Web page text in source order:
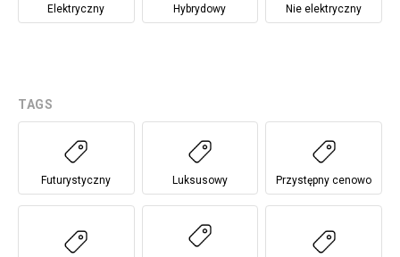
Elektryczny Hybrydowy Nie elektryczny
TAGS
Futurystyczny Luksusowy Przystępny cenowo